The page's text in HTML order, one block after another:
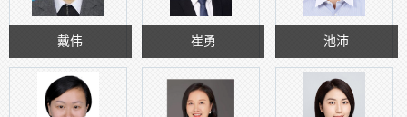
戴伟 崔勇 池沛